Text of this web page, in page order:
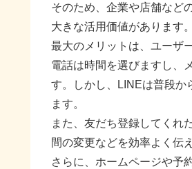
そのため、企業や店舗など
大きな活用価値があります。
最大のメリットは、ユーザ
電話は時間を選びますし、
す。しかし、LINEは普段か
ます。
また、友だち登録してくれ
間の変更などを効率よく伝
さらに、ホームページや予